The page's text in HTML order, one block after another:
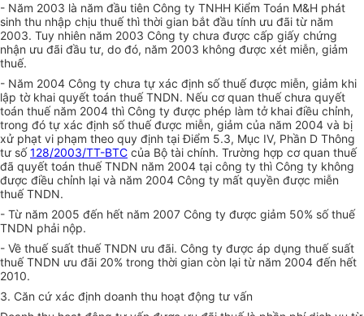
- Năm 2003 là năm đầu tiên Công ty TNHH Kiểm Toán M&H phát
sinh thu nhập chịu thuế thì thời gian bắt đầu tính ưu đãi từ năm
2003. Tuy nhiên năm 2003 Công ty chưa được cấp giấy chứng
nhận ưu đãi đầu tư, do đó, năm 2003 không được xét miễn, giảm
thuế.
- Năm 2004 Công ty chưa tự xác định số thuế được miễn, giảm khi
lập tờ khai quyết toán thuế TNDN. Nếu cơ quan thuế chưa quyết
toán thuế năm 2004 thì Công ty được phép làm tở khai điều chỉnh,
trong đó tự xác định số thuế được miễn, giảm của năm 2004 và bị
xử phạt vi phạm theo quy định tại Điểm 5.3, Mục IV, Phần D Thông
tư số128/2003/TT-BTC của Bộ tài chính. Trường hợp cơ quan thuế
đã quyết toán thuế TNDN năm 2004 tại công ty thì Công ty không
được điều chỉnh lại và năm 2004 Công ty mất quyền được miễn
thuế TNDN.
- Từ năm 2005 đến hết năm 2007 Công ty được giảm 50% số thuế
TNDN phải nộp.
- Về thuế suất thuế TNDN ưu đãi. Công ty được áp dụng thuế suất
thuế TNDN ưu đãi 20% trong thời gian còn lại từ năm 2004 đến hết
2010.
3. Căn cứ xác định doanh thu hoạt động tư vấn